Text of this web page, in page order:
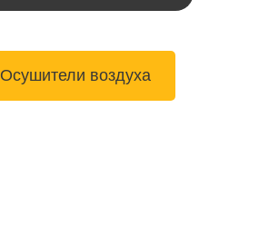
Осушители воздуха